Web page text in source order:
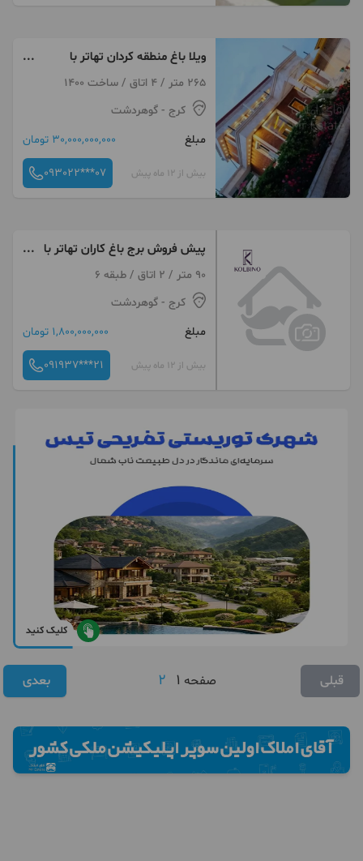
ویلا باغ منطقه کردان تهاتر با
خودرو و اپارتمان
265 متر / 4 اتاق / ساخت 1400
کرج - گوهردشت
مبلغ
30,000,000,000 تومان
بیش از 12 ماه پیش 093022***07
پیش فروش برج باغ کاران تهاتر با
ویلا سند دار و ماشین سمیرا
حسینی
90 متر / 2 اتاق / طبقه 6
کرج - گوهردشت
مبلغ
1,800,000,000 تومان
بیش از 12 ماه پیش 091937***21
کلیک کنید
قبلی صفحه 1
2 بعدی